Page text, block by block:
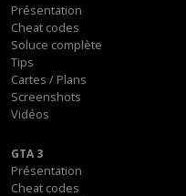
Présentation
Cheat codes
Soluce complète
Tips
Cartes / Plans
Screenshots
Vidéos
GTA 3
Présentation
Cheat codes